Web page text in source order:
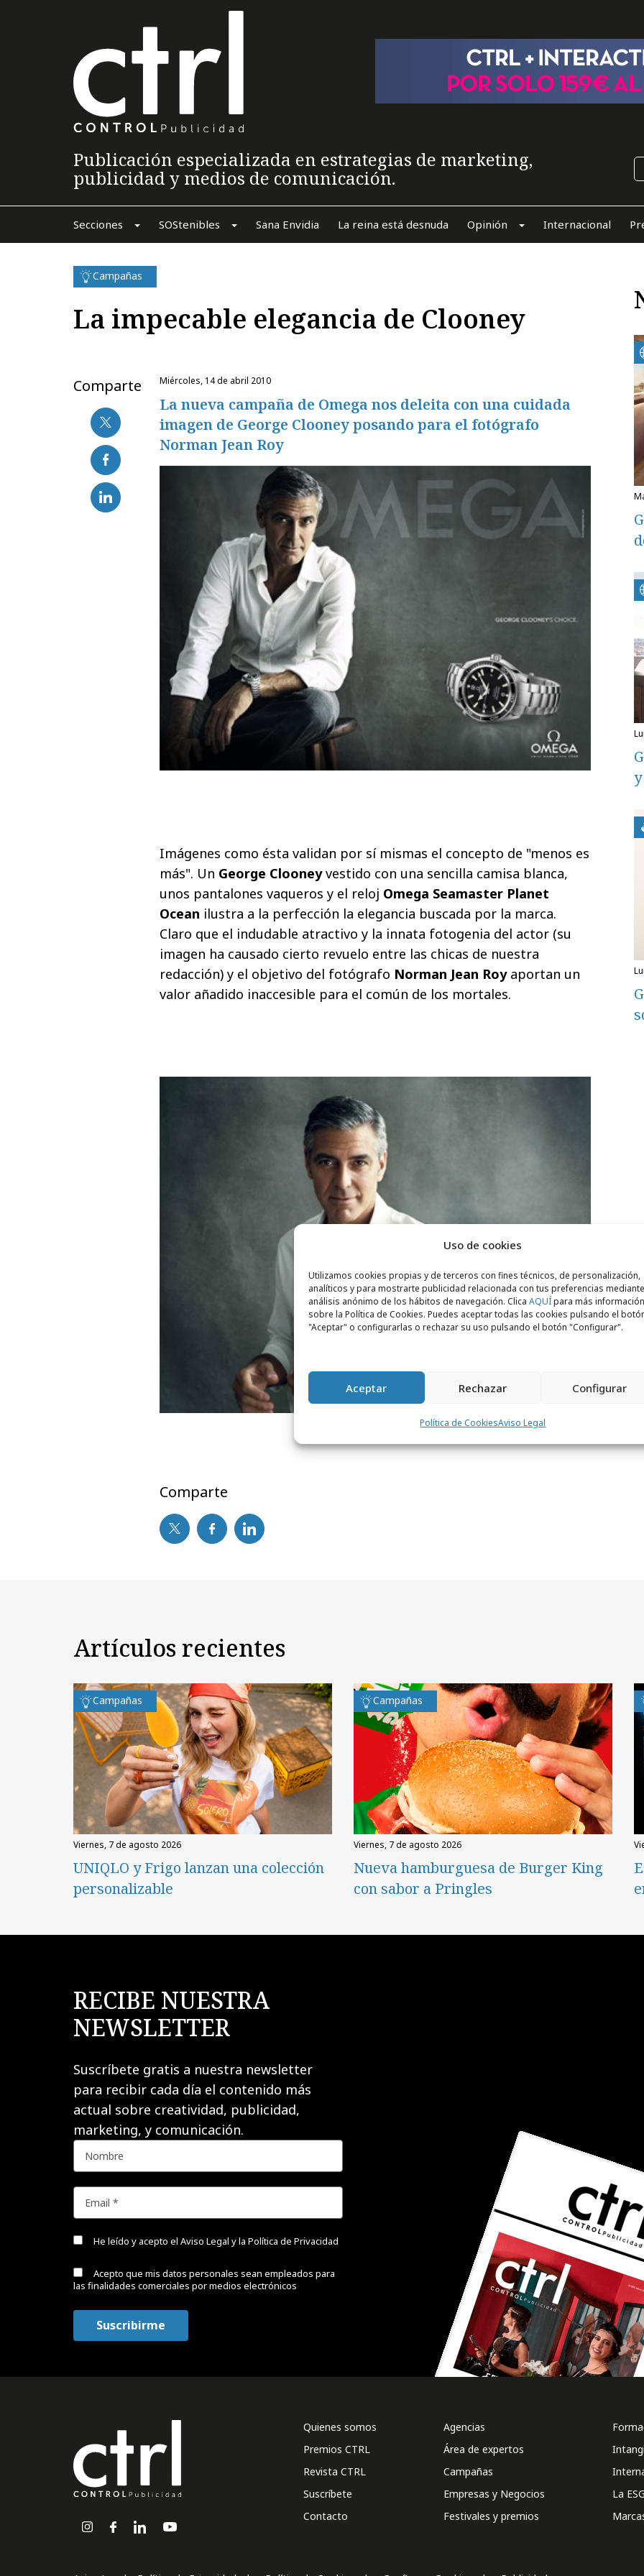
Uso de cookies
Utilizamos cookies propias y de terceros con fines técnicos, de personalización,
analíticos y para mostrarte publicidad relacionada con tus preferencias
análisis anónimo de los hábitos de navegación. Clica AQUÍpara más información
sobre la Política de Cookies. Puedes aceptar todas las cookies pulsando el
"Aceptar" o configurarlas o rechazar su uso pulsando el botón "Configurar".
Aceptar Rechazar Configurar
Política de CookiesAviso Legal
Publicación especializada en estrategias de marketing,
publicidad y medios de comunicación.
Secciones SOStenibles Sana Envidia La reina está desnuda Opinión Internacional
Campañas
La impecable elegancia de Clooney
Comparte miércoles, 14 de abril 2010
La nueva campaña de Omega nos deleita con una cuidada
imagen de George Clooney posando para el fotógrafo
Norman Jean Roy
Imágenes como ésta validan por sí mismas el concepto de "menos es
más". Un George Clooneyvestido con una sencilla camisa blanca,
unos pantalones vaqueros y el reloj Omega Seamaster Planet
Ocean ilustra a la perfección la elegancia buscada por la marca.
Claro que el indudable atractivo y la innata fotogenia del actor (su
imagen ha causado cierto revuelo entre las chicas de nuestra
redacción) y el objetivo del fotógrafo Norman Jean Royaportan un
valor añadido inaccesible para el común de los mortales.
Comparte
Artículos recientes
Campañas
viernes, 7 de agosto 2026
UNIQLO y Frigo lanzan una colección
personalizable
Campañas
viernes, 7 de agosto 2026
Nueva hamburguesa de Burger King
con sabor a Pringles
RECIBE NUESTRA
NEWSLETTER
Suscríbete gratis a nuestra newsletter
para recibir cada día el contenido más
actual sobre creatividad, publicidad,
marketing, y comunicación.
He leído y acepto el Aviso Legal y la Política de Privacidad
Acepto que mis datos personales sean empleados para
las finalidades comerciales por medios electrónicos
Quienes somos
Premios CTRL
Revista CTRL
Suscríbete
Contacto
Agencias
Área de expertos
Campañas
Empresas y Negocios
Festivales y premios
La